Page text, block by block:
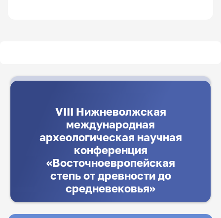
VIII Нижневолжская
международная
археологическая научная
конференция
«Восточноевропейская
степь от древности до
средневековья»